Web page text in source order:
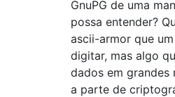
GnuPG de uma
possa entender?
ascii-armor que
digitar, mas algo
dados em grandes
a parte de